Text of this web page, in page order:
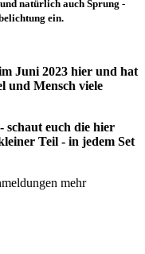
natürlich auch Sprung -
ein.
Juni 2023 hier und hat
und Mensch viele
schaut euch die hier
Teil - in jedem Set
mehr